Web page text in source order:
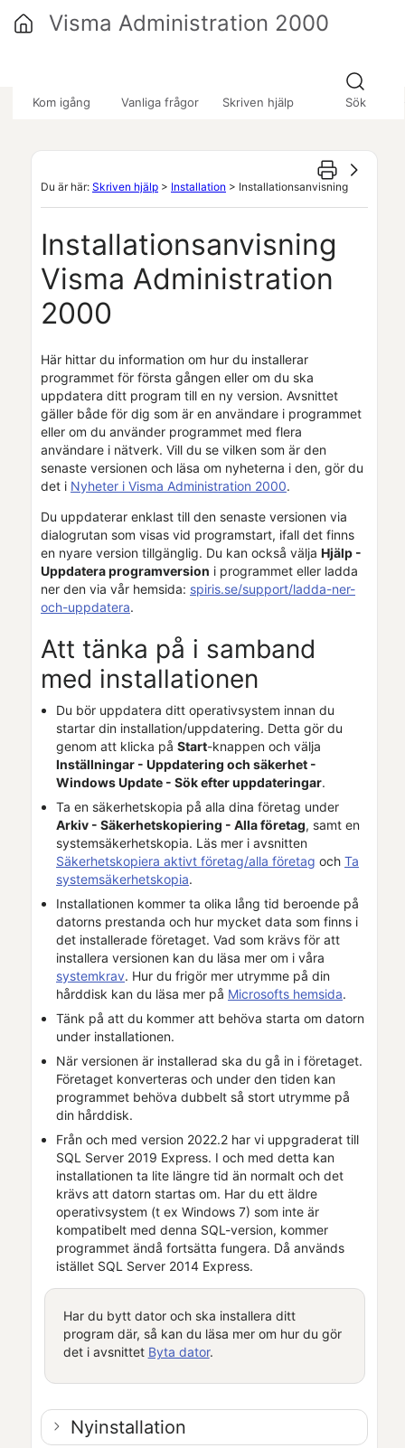
Kom igång Vanliga frågor Skriven hjälp Sök
Visma Administration 2000
Du är här: Skriven hjälp > Installation > Installationsanvisning
Installationsanvisning
Visma Administration
2000
Här hittar du information om hur du installerar
programmet för första gången eller om du ska
uppdatera ditt program till en ny version. Avsnittet
gäller både för dig som är en användare i programmet
eller om du använder programmet med flera
användare i nätverk. Vill du se vilken som är den
senaste versionen och läsa om nyheterna i den, gör du
det i Nyheter i Visma Administration 2000.
Du uppdaterar enklast till den senaste versionen via
dialogrutan som visas vid programstart, ifall det finns
en nyare version tillgänglig. Du kan också välja Hjälp -
Uppdatera programversion i programmet eller ladda
ner den via vår hemsida: spiris.se/support/ladda-ner-
och-uppdatera.
Att tänka på i samband
med installationen
Du bör uppdatera ditt operativsystem innan du
startar din installation/uppdatering. Detta gör du
genom att klicka på Start-knappen och välja
Inställningar - Uppdatering och säkerhet -
Windows Update - Sök efter uppdateringar.
Ta en säkerhetskopia på alla dina företag under
Arkiv - Säkerhetskopiering - Allaföretag, samt en
systemsäkerhetskopia. Läs mer i avsnitten
Säkerhetskopiera aktivt företag/alla företag och Ta
systemsäkerhetskopia.
Installationen kommer ta olika lång tid beroende på
datorns prestanda och hur mycket data som finns i
det installerade företaget. Vad som krävs för att
installera versionen kan du läsa mer om i våra
systemkrav. Hur du frigör mer utrymme på din
hårddisk kan du läsa mer på Microsofts hemsida.
Tänk på att du kommer att behöva starta om datorn
under installationen.
När versionen är installerad ska du gå in i företaget.
Företaget konverteras och under den tiden kan
programmet behöva dubbelt så stort utrymme på
din hårddisk.
Från och med version 2022.2 har vi uppgraderat till
SQL Server 2019 Express. I och med detta kan
installationen ta lite längre tid än normalt och det
krävs att datorn startas om. Har du ett äldre
operativsystem (t ex Windows 7) som inte är
kompatibelt med denna SQL-version, kommer
programmet ändå fortsätta fungera. Då används
istället SQL Server 2014 Express.
Har du bytt dator och ska installera ditt
program där, så kan du läsa mer om hur du gör
det i avsnittet Byta dator.
Nyinstallation